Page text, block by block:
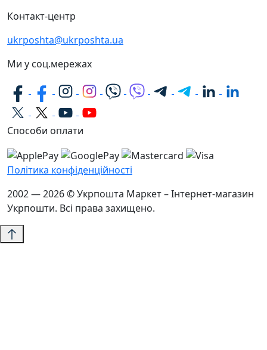
Контакт-центр
ukrposhta@ukrposhta.ua
Ми у соц.мережах
Способи оплати
Політика конфіденційності
2002 — 2026 © Укрпошта Маркет – Інтернет-магазин
Укрпошти. Всі права захищено.